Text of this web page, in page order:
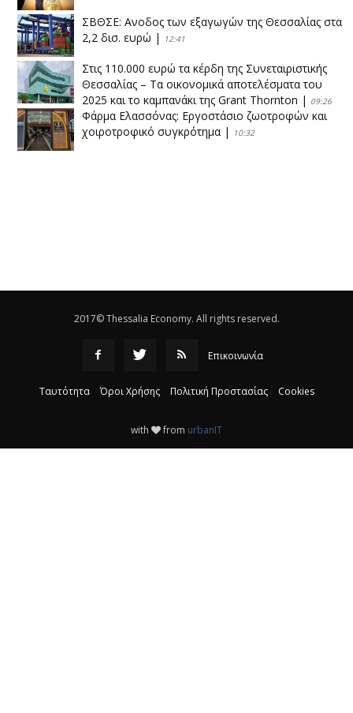
ΣΒΘΣΕ: Aνοδος των εξαγωγών της Θεσσαλίας στα
2,2 δισ. ευρώ | 12:41
Στις 110.000 ευρώ τα κέρδη της Συνεταιριστικής
Θεσσαλίας – Τα οικονομικά αποτελέσματα του
2025 και το καμπανάκι της Grant Thornton | 09:26
Φάρμα Ελασσόνας: Εργοστάσιο ζωοτροφών και
χοιροτροφικό συγκρότημα | 10:32
2017© Thessalia Economy. All rights reserved.
Επικοινωνία
Ταυτότητα Όροι Χρήσης Πολιτική Προστασίας Cookies
with from urbanIT